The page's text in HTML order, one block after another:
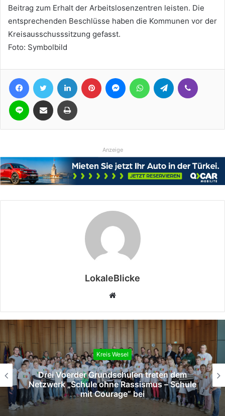
Beitrag zum Erhalt der Arbeitslosenzentren leisten. Die
entsprechenden Beschlüsse haben die Kommunen vor der
Kreisausschusssitzung gefasst.
Foto: Symbolbild
FacebookTwitter LinkedIn Pinterest MessengerWhatsAppTelegram
Line Teile per E-Mail Drucken
Anzeige
LokaleBlicke
Webseite
Kreis Wesel
Drei Voerder Grundschulen treten dem
Netzwerk „Schule ohne Rassismus – Schule
mit Courage“ bei